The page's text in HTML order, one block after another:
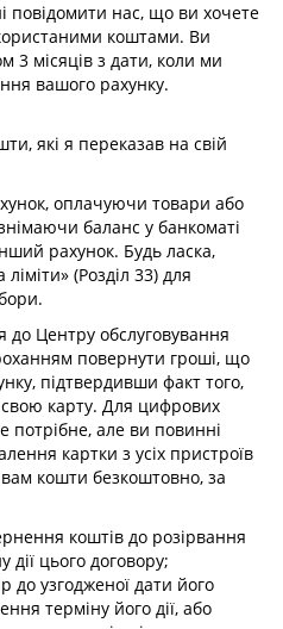
повідомити нас, що ви хочете
коштами. Ви
3 місяців з дати, коли ми
вашого рахунку.
які я переказав на свій
оплачуючи товари або
баланс у банкоматі
рахунок. Будь ласка,
(Розділ 33) для
Центру обслуговування
повернути гроші, що
підтвердивши факт того,
карту. Для цифрових
потрібне, але ви повинні
картки з усіх пристроїв
кошти безкоштовно, за
коштів до розірвання
дії цього договору;
до узгодженої дати його
терміну його дії, або